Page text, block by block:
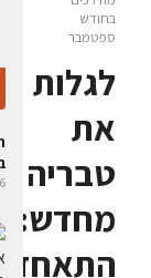
בחודש
ספטמבר
לגלות
את
טבריה
מחדש:
26